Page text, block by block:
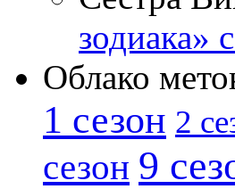
зодиака»
Облако
1 сезон 2
сезон 9